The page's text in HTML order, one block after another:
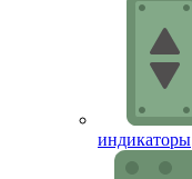
индикаторы